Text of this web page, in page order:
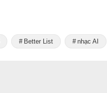
Better List nhạc AI